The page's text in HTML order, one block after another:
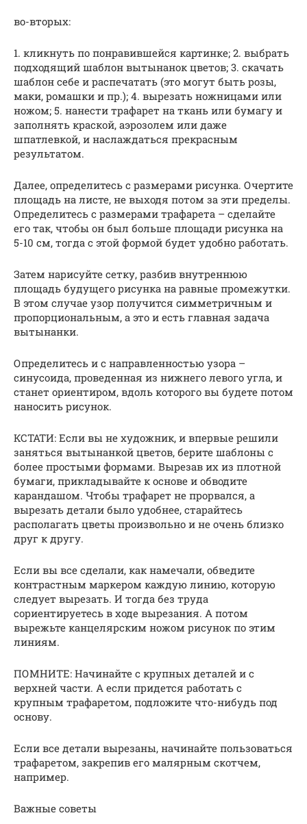
во-вторых:
1. кликнуть по понравившейся картинке; 2. выбрать
подходящий шаблон вытынанок цветов; 3. скачать
шаблон себе и распечатать (это могут быть розы,
маки, ромашки и пр.); 4. вырезать ножницами или
ножом; 5. нанести трафарет на ткань или бумагу и
заполнять краской, аэрозолем или даже
шпатлевкой, и наслаждаться прекрасным
результатом.
Далее, определитесь с размерами рисунка. Очертите
площадь на листе, не выходя потом за эти пределы.
Определитесь с размерами трафарета – сделайте
его так, чтобы он был больше площади рисунка на
5-10 см, тогда с этой формой будет удобно работать.
Затем нарисуйте сетку, разбив внутреннюю
площадь будущего рисунка на равные промежутки.
В этом случае узор получится симметричным и
пропорциональным, а это и есть главная задача
вытынанки.
Определитесь и с направленностью узора –
синусоида, проведенная из нижнего левого угла, и
станет ориентиром, вдоль которого вы будете потом
наносить рисунок.
КСТАТИ: Если вы не художник, и впервые решили
заняться вытынанкой цветов, берите шаблоны с
более простыми формами. Вырезав их из плотной
бумаги, прикладывайте к основе и обводите
карандашом. Чтобы трафарет не прорвался, а
вырезать детали было удобнее, старайтесь
располагать цветы произвольно и не очень близко
друг к другу.
Если вы все сделали, как намечали, обведите
контрастным маркером каждую линию, которую
следует вырезать. И тогда без труда
сориентируетесь в ходе вырезания. А потом
вырежьте канцелярским ножом рисунок по этим
линиям.
ПОМНИТЕ: Начинайте с крупных деталей и с
верхней части. А если придется работать с
крупным трафаретом, подложите что-нибудь под
основу.
Если все детали вырезаны, начинайте пользоваться
трафаретом, закрепив его малярным скотчем,
например.
Важные советы